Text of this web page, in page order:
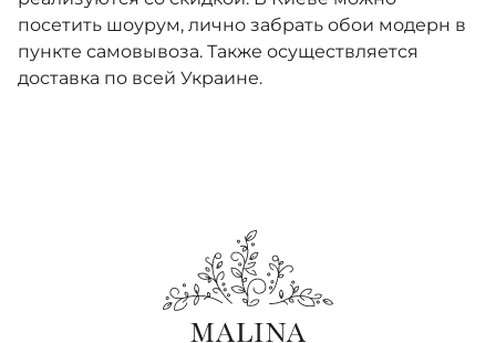
Martyn Lawrence Bullard
Selection of Hummingbirds
The Contemporary Selection
The Gardens
посетить шоурум, лично забрать обои модерн в
пункте самовывоза. Также осуществляется
доставка по всей Украине.